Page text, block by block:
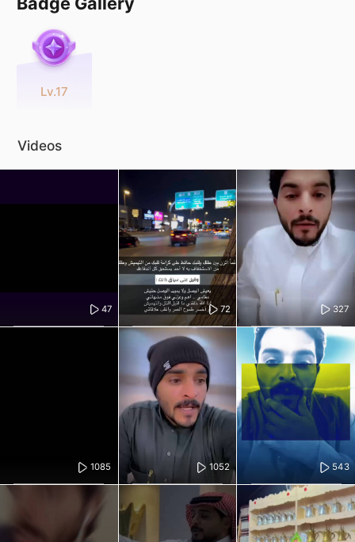
Lv.17
Videos
47 72 327
1085 1052 543